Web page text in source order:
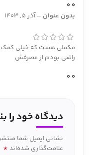
0
0
بدون عنوان –آذر 5, 1403
مکملی هست که خیلی کمک
راضی بودم از مصرفش
0
0
دیدگاه خود را
نشانی ایمیل شما
علامت‌گذاری شده‌اند *